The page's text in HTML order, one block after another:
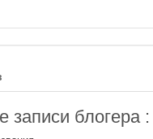
блогера :